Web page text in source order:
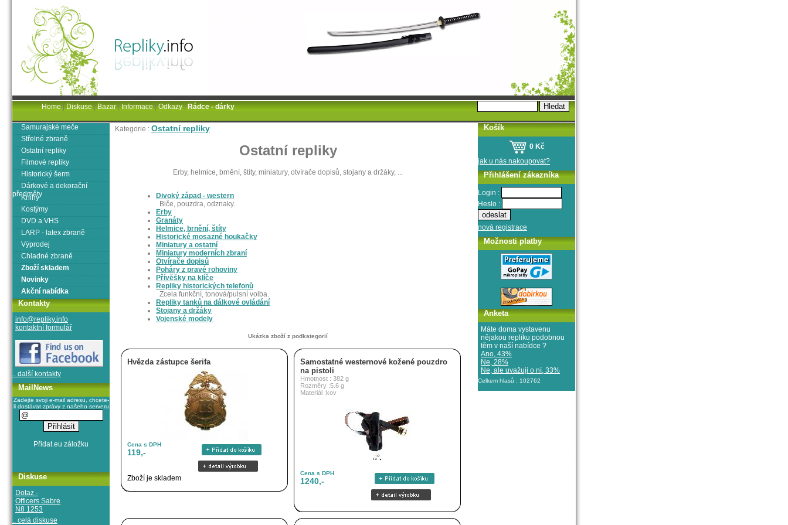
Kategorie : Ostatní repliky
Ostatní repliky
Erby, helmice, brnění, štíty, miniatury, otvírače dopisů, stojany a držáky, ...
Divoký západ - western
Biče, pouzdra, odznaky.
Erby
Granáty
Helmice, brnění, štíty
Historické mosazné houkačky
Miniatury a ostatní
Miniatury moderních zbraní
Otvírače dopisů
Poháry z pravé rohoviny
Přívěšky na klíče
Repliky historických telefonů
Zcela funkční, tonová/pulsní volba.
Repliky tanků na dálkové ovládání
Stojany a držáky
Vojenské modely
Ukázka zboží z podkategorií
Hvězda zástupce šerifa
Cena s DPH
119,-
Zboží je skladem
Samostatné westernové kožené pouzdro
na pistoli
Hmotnost : 382 g
Rozměry :5.6 g
Materiál :kov
Cena s DPH
1240,-
Samurajské meče
Střelné zbraně
Ostatní repliky
Filmové repliky
Historický šerm
Dárkové a dekorační
předměty
Knihy
Kostýmy
DVD a VHS
LARP - latex zbraně
Výprodej
Chladné zbraně
Zboží skladem
Novinky
Akční nabídka
Kontakty
info@repliky.info
kontaktní formulář
.. další kontakty
MailNews
Zadejte svoji e-mail adresu, chcete-
li dostávat zprávy z našeho serveru
Diskuse
Dotaz -
Officers Sabre
N8 1253
.. celá diskuse
Košík
0 Kč
jak u nás nakoupovat?
Přihlášení zákazníka
Login :
Heslo :
nová registrace
Možnosti platby
Anketa
Máte doma vystavenu
nějakou repliku podobnou
těm v naší nabídce ?
Ano, 43%
Ne, 28%
Ne, ale uvažuji o ní, 33%
Celkem hlasů : 102762
Home|Diskuse|Bazar|Informace|Odkazy|Rádce - dárky